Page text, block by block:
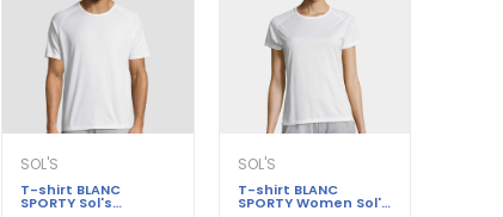
SOL'S
T-shirt BLANC
SPORTY Sol's
SOL'S
T-shirt BLANC
SPORTY Women Sol's